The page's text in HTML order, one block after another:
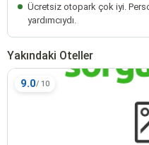
Ücretsiz otopark çok iyi.
yardımcıydı.
Yakındaki Oteller
9.0